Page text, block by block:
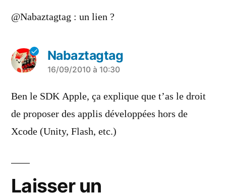
dit :
@Nabaztagtag : un lien ?
Nabaztagtag
a
dit :
16/09/2010 à 10:30
Ben le SDK Apple, ça explique que t’as le droit
de proposer des applis développées hors de
Xcode (Unity, Flash, etc.)
Laisser un